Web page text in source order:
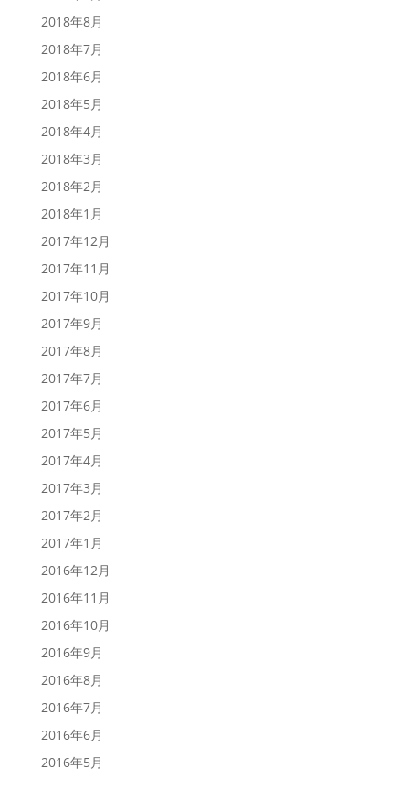
2018年8月
2018年7月
2018年6月
2018年5月
2018年4月
2018年3月
2018年2月
2018年1月
2017年12月
2017年11月
2017年10月
2017年9月
2017年8月
2017年7月
2017年6月
2017年5月
2017年4月
2017年3月
2017年2月
2017年1月
2016年12月
2016年11月
2016年10月
2016年9月
2016年8月
2016年7月
2016年6月
2016年5月